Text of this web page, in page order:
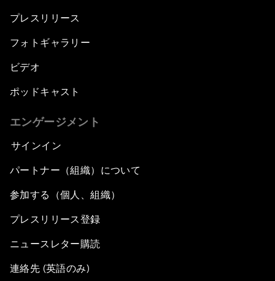
プレスリリース
フォトギャラリー
ビデオ
ポッドキャスト
エンゲージメント
サインイン
パートナー（組織）について
参加する（個人、組織）
プレスリリース登録
ニュースレター購読
連絡先 (英語のみ)